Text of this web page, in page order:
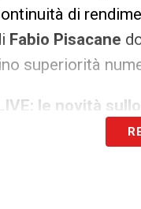
di
Fabio Pisacane
superiorità
le novità